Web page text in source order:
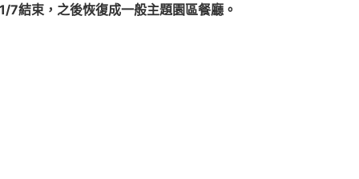
結束，之後恢復成一般主題園區餐廳。